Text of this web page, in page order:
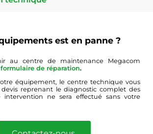
est en panne ?
au centre de maintenance Megacom
formulaire de réparation.
équipement, le centre technique vous
reprenant le diagnostic complet des
intervention ne sera effectué sans votre